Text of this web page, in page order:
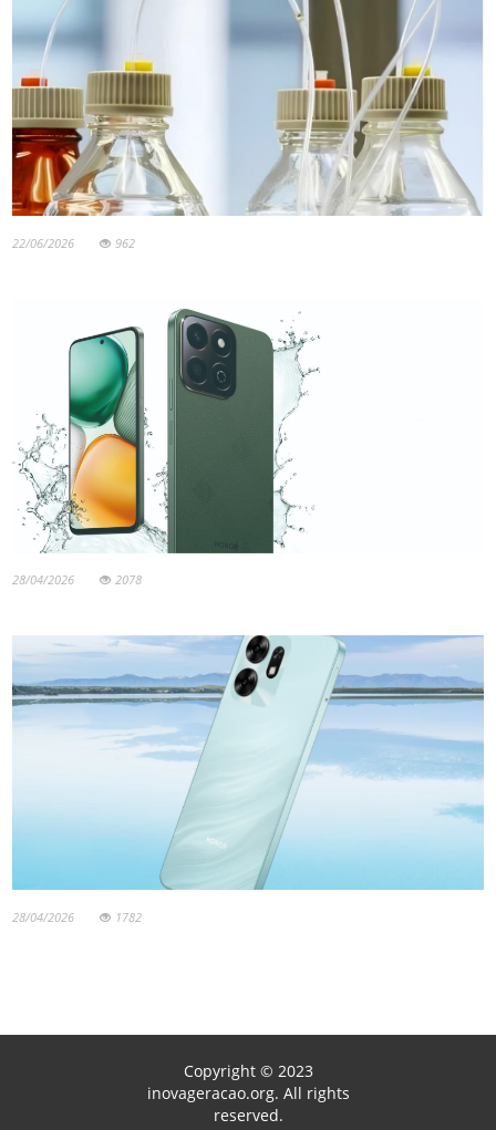
22/06/2026 962
28/04/2026 2078
28/04/2026 1782
Copyright © 2023
inovageracao.org. All rights
reserved.